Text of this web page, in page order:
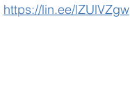
https://lin.ee/lZUlVZgw